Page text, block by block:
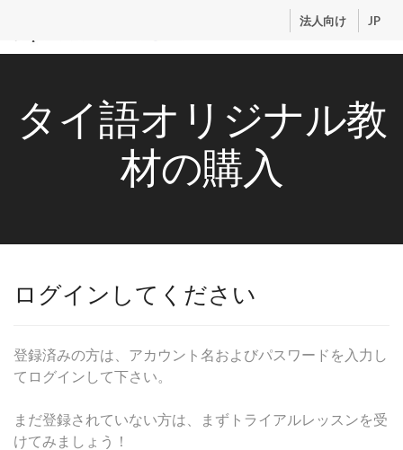
法人向け JP
サービス
コンテンツ
ログイン
タイ語オリジナル教
材の購入
ログインしてください
登録済みの方は、アカウント名およびパスワードを入力し
てログインして下さい。
まだ登録されていない方は、まずトライアルレッスンを受
けてみましょう！